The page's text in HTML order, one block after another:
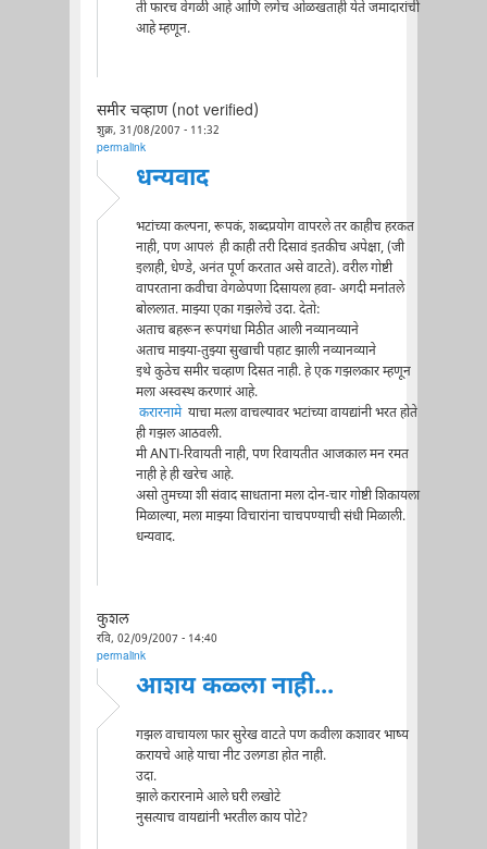
ती फारच वेगळी आहे आणि लगेच ओळखताही येते जमादारांची
आहे म्हणून.
समीर चव्हाण (not verified)
शुक्र, 31/08/2007 - 11:32
permalink
धन्यवाद
भटांच्या कल्पना, रूपकं, शब्दप्रयोग वापरले तर काहीच हरकत
नाही, पण आपलं ही काही तरी दिसावं इतकीच अपेक्षा, (जी
इलाही, धेण्डे, अनंत पूर्ण करतात असे वाटते). वरील गोष्टी
वापरताना कवीचा वेगळेपणा दिसायला हवा- अगदी मना॑तले
बोललात. माझ्या एका गझलेचे उदा. देतो:
अताच बहरून रूपगंधा मिठीत आली नव्यानव्याने
अताच माझ्या-तुझ्या सुखाची पहाट झाली नव्यानव्याने
इथे कुठेच समीर चव्हाण दिसत नाही. हे एक गझलकार म्हणून
मला अस्वस्थ करणारं आहे.
करारनामेयाचा मत्ला वाचल्यावर भटांच्या वायद्यांनी भरत होते
ही गझल आठवली.
मी ANTI-रिवायती नाही, पण रिवायतीत आजकाल मन रमत
नाही हे ही खरेच आहे.
असो तुमच्या शी संवाद साधताना मला दोन-चार गोष्टी शिकायला
मिळाल्या, मला माझ्या विचारांना चाचपण्याची संधी मिळाली.
धन्यवाद.
कुशल
रवि, 02/09/2007 - 14:40
permalink
आशय कळ्ला नाही...
गझल वाचायला फार सुरेख वाटते पण कवीला कशावर भाष्य
करायचे आहे याचा नीट उलगडा होत नाही.
उदा.
झाले करारनामे आले घरी लखोटे
नुसत्याच वायद्यांनी भरतील काय पोटे?